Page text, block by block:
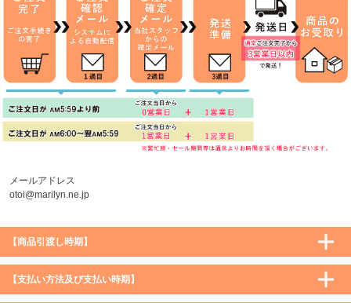
メールアドレス
otoi@marilyn.ne.jp
【商品引渡し時期】
【支払い方法及び支払い時期】